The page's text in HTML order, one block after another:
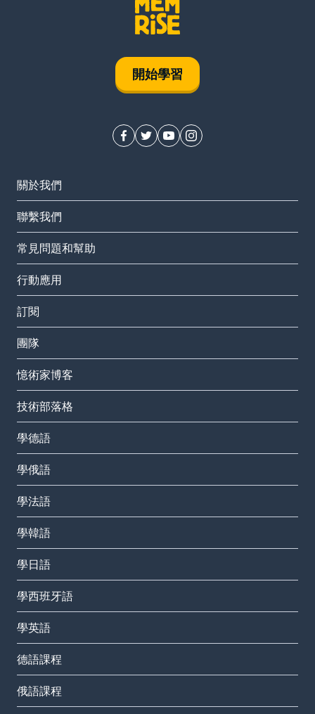
開始學習
關於我們
聯繫我們
常見問題和幫助
行動應用
訂閱
團隊
憶術家博客
技術部落格
學德語
學俄語
學法語
學韓語
學日語
學西班牙語
學英語
德語課程
俄語課程